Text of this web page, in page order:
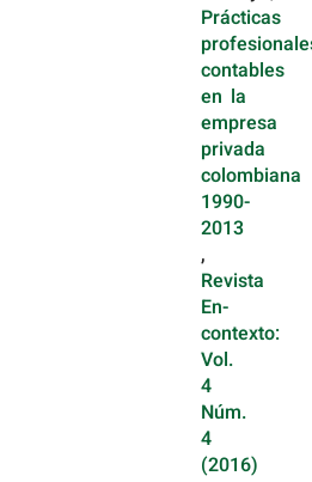
Prácticas
contables
en la
empresa
privada
colombiana
1990-
2013
,
Revista
En-
contexto:
Vol.
4
Núm.
4
(2016)